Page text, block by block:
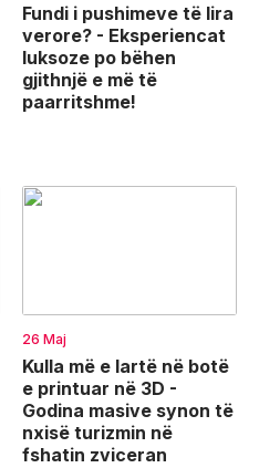
Fundi i pushimeve të lira
verore? - Eksperiencat
luksoze po bëhen
gjithnjë e më të
paarritshme!
26 Maj
Kulla më e lartë në botë
e printuar në 3D -
Godina masive synon të
nxisë turizmin në
fshatin zviceran